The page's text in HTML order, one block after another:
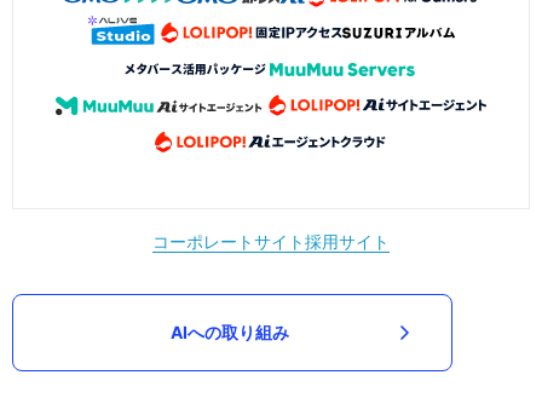
コーポレートサイト採用サイト
AIへの取り組み